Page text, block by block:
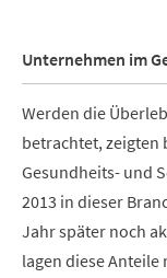
Unternehmen im
Werden die
betrachtet, zeigten
Gesundheits- und
2013 in dieser
Jahr später noch
lagen diese Anteile